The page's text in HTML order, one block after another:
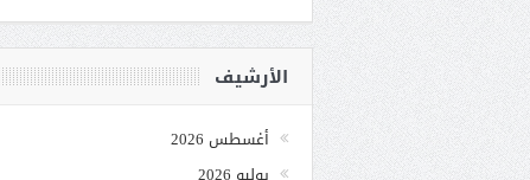
الأرشيف
أغسطس 2026